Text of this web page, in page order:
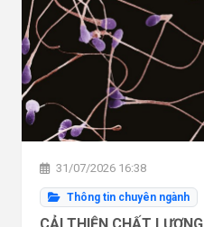
31/07/2026 16:38
Thông tin chuyên ngành